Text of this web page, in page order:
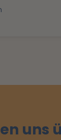
uns